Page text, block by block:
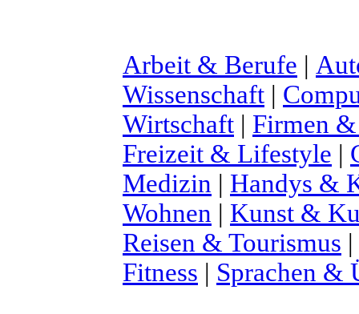
Arbeit & Berufe |
Wissenschaft |
Wirtschaft | Firmen
Freizeit & Lifestyle |
Medizin | Handys &
Wohnen | Kunst &
Reisen & Tourismus |
Fitness | Sprachen &